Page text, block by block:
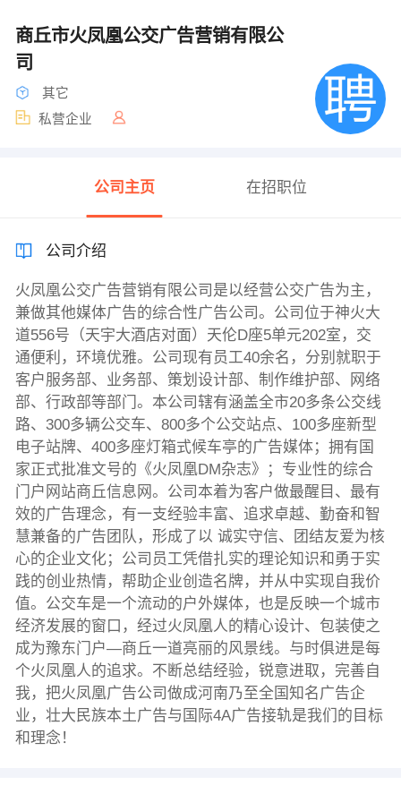
商丘市火凤凰公交广告营销有限公
司
其它
私营企业
公司主页 在招职位
公司介绍
火凤凰公交广告营销有限公司是以经营公交广告为主，
兼做其他媒体广告的综合性广告公司。公司位于神火大
道556号（天宇大酒店对面）天伦D座5单元202室，交
通便利，环境优雅。公司现有员工40余名，分别就职于
客户服务部、业务部、策划设计部、制作维护部、网络
部、行政部等部门。本公司辖有涵盖全市20多条公交线
路、300多辆公交车、800多个公交站点、100多座新型
电子站牌、400多座灯箱式候车亭的广告媒体；拥有国
家正式批准文号的《火凤凰DM杂志》；专业性的综合
门户网站商丘信息网。公司本着为客户做最醒目、最有
效的广告理念，有一支经验丰富、追求卓越、勤奋和智
慧兼备的广告团队，形成了以 诚实守信、团结友爱为核
心的企业文化；公司员工凭借扎实的理论知识和勇于实
践的创业热情，帮助企业创造名牌，并从中实现自我价
值。公交车是一个流动的户外媒体，也是反映一个城市
经济发展的窗口，经过火凤凰人的精心设计、包装使之
成为豫东门户—商丘一道亮丽的风景线。与时俱进是每
个火凤凰人的追求。不断总结经验，锐意进取，完善自
我，把火凤凰广告公司做成河南乃至全国知名广告企
业，壮大民族本土广告与国际4A广告接轨是我们的目标
和理念！